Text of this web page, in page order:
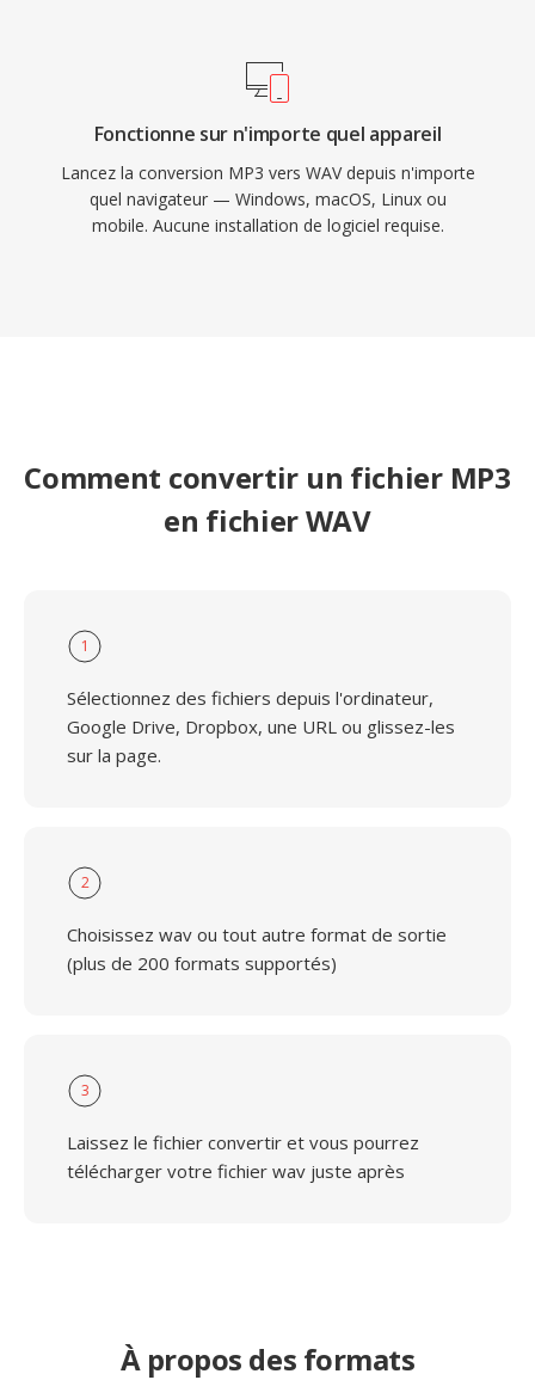
Fonctionne sur n'importe quel appareil
Lancez la conversion MP3 vers WAV depuis n'importe
quel navigateur — Windows, macOS, Linux ou
mobile. Aucune installation de logiciel requise.
Comment convertir un fichier MP3
en fichier WAV
1
Sélectionnez des fichiers depuis l'ordinateur,
Google Drive, Dropbox, une URL ou glissez-les
sur la page.
2
Choisissez wav ou tout autre format de sortie
(plus de 200 formats supportés)
3
Laissez le fichier convertir et vous pourrez
télécharger votre fichier wav juste après
À propos des formats